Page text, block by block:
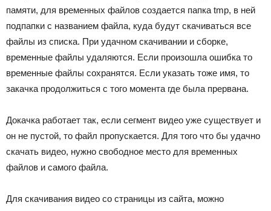
памяти, для временных файлов создается папка tmp, в ней
подпапки с названием файла, куда будут скачиваться все
файлы из списка. При удачном скачивании и сборке,
временные файлы удаляются. Если произошла ошибка то
временные файлы сохранятся. Если указать тоже имя, то
закачка продолжиться с того момента где была прервана.
Докачка работает так, если сегмент видео уже существует и
он не пустой, то файл пропускается. Для того что бы удачно
скачать видео, нужно свободное место для временных
файлов и самого файла.
Для скачивания видео со страницы из сайта, можно